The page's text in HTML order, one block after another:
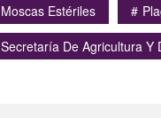
Moscas Estériles
Secretaría De Agricultura Y